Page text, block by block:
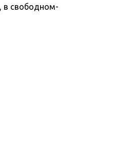
в свободном-